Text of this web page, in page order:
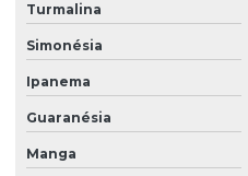
Turmalina
Simonésia
Ipanema
Guaranésia
Manga